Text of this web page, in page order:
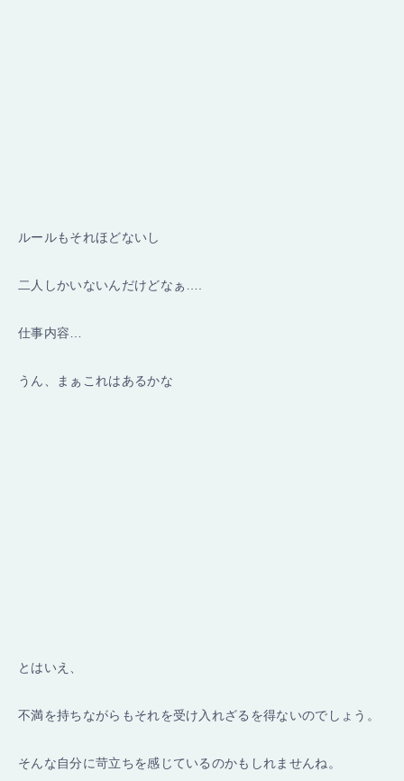
ルールもそれほどないし
二人しかいないんだけどなぁ….
仕事内容…
うん、まぁこれはあるかな
とはいえ、
不満を持ちながらもそれを受け入れざるを得ないのでしょう。
そんな自分に苛立ちを感じているのかもしれませんね。